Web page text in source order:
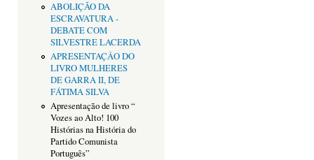
ABOLIÇÃO DA
ESCRAVATURA -
DEBATE COM
SILVESTRE LACERDA
APRESENTAÇÂO DO
LIVRO MULHERES
DE GARRA II, DE
FÁTIMA SILVA
Apresentação de livro “
Vozes ao Alto! 100
Histórias na História do
Partido Comunista
Português”